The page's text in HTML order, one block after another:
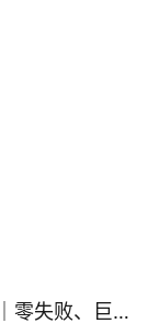
粉丝鸡蛋炒包菜｜零失败、巨下饭